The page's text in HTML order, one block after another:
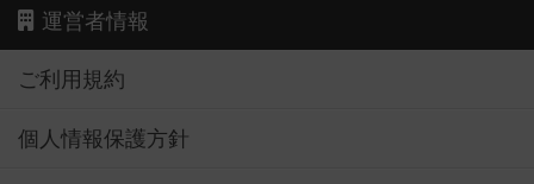
運営者情報
ご利用規約
個人情報保護方針